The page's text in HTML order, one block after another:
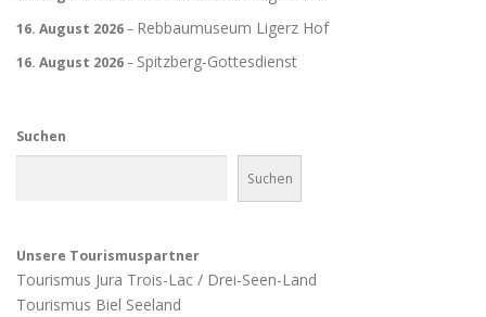
16. August 2026– Rebbaumuseum Ligerz Hof
16. August 2026– Spitzberg-Gottesdienst
Suchen
Suchen
Unsere Tourismuspartner
Tourismus Jura Trois-Lac / Drei-Seen-Land
Tourismus Biel Seeland